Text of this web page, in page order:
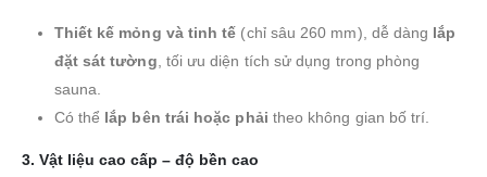
Thiết kế mỏng và tinh tế (chỉ sâu 260 mm), dễ dàng lắp
đặt sát tường , tối ưu diện tích sử dụng trong phòng
sauna.
Có thể lắp bên trái hoặc phải theo không gian bố trí.
3. Vật liệu cao cấp – độ bền cao